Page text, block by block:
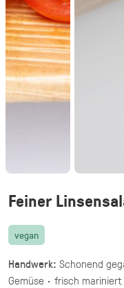
Feiner
vegan
Handwerk: Schonend
Gemüse · frisch mariniert
Halloumi Pesto